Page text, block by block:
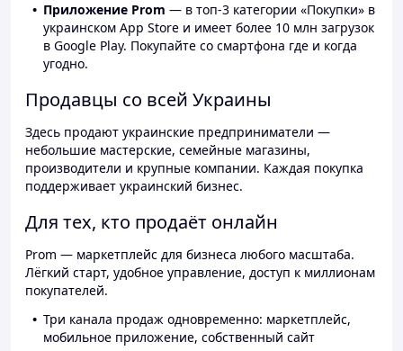
Приложение Prom — в топ-3 категории «Покупки» в
украинском App Store и имеет более 10 млн загрузок
в Google Play. Покупайте со смартфона где и когда
угодно.
Продавцы со всей Украины
Здесь продают украинские предприниматели —
небольшие мастерские, семейные магазины,
производители и крупные компании. Каждая покупка
поддерживает украинский бизнес.
Для тех, кто продаёт онлайн
Prom — маркетплейс для бизнеса любого масштаба.
Лёгкий старт, удобное управление, доступ к миллионам
покупателей.
Три канала продаж одновременно: маркетплейс,
мобильное приложение, собственный сайт